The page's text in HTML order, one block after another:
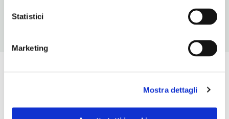
Statistici
Marketing
Mostra dettagli